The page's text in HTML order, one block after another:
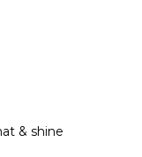
& shine